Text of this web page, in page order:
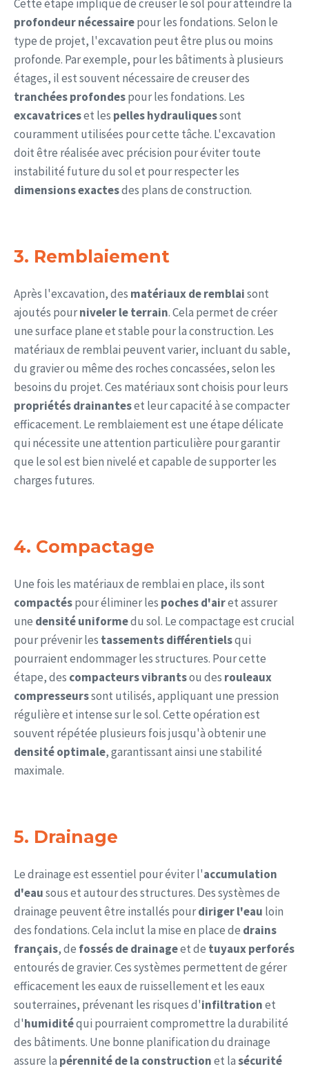
Cette étape implique de creuser le sol pour atteindre la
profondeur nécessairepour les fondations. Selon le
type de projet, l'excavation peut être plus ou moins
profonde. Par exemple, pour les bâtiments à plusieurs
étages, il est souvent nécessaire de creuser des
tranchées profondespour les fondations. Les
excavatriceset les pelles hydrauliquessont
couramment utilisées pour cette tâche. L'excavation
doit être réalisée avec précision pour éviter toute
instabilité future du sol et pour respecter les
dimensions exactesdes plans de construction.
3. Remblaiement
Après l'excavation, des matériaux de remblaisont
ajoutés pourniveler le terrain. Cela permet de créer
une surface plane et stable pour la construction. Les
matériaux de remblai peuvent varier, incluant du sable,
du gravier ou même des roches concassées, selon les
besoins du projet. Ces matériaux sont choisis pour leurs
propriétés drainanteset leur capacité à se compacter
efficacement. Le remblaiement est une étape délicate
qui nécessite une attention particulière pour garantir
que le sol est bien nivelé et capable de supporter les
charges futures.
4. Compactage
Une fois les matériaux de remblai en place, ils sont
compactéspour éliminer les poches d'airet assurer
une densité uniformedu sol. Le compactage est crucial
pour prévenir les tassements différentielsqui
pourraient endommager les structures. Pour cette
étape, des compacteurs vibrantsou des rouleaux
compresseurssont utilisés, appliquant une pression
régulière et intense sur le sol. Cette opération est
souvent répétée plusieurs fois jusqu'à obtenir une
densité optimale, garantissant ainsi une stabilité
maximale.
5. Drainage
Le drainage est essentiel pour éviter l'accumulation
d'eausous et autour des structures. Des systèmes de
drainage peuvent être installés pourdiriger l'eau loin
des fondations. Cela inclut la mise en place de drains
français, de fossés de drainageet de tuyaux perforés
entourés de gravier. Ces systèmes permettent de gérer
efficacement les eaux de ruissellement et les eaux
souterraines, prévenant les risques d'infiltrationet
d'humiditéqui pourraient compromettre la durabilité
des bâtiments. Une bonne planification du drainage
assure la pérennité de la constructionet lasécurité